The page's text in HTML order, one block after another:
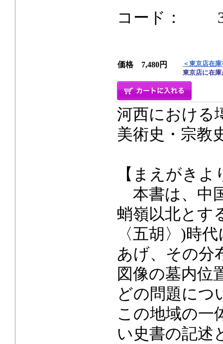
コード：
価格 7,480円
＜東京店在
東京店に在
河西における
美術史・宗教
【まえがきよ
本書は、中
蛸嶺以北とす
〈五胡〉)時
あげ、その分
図像の墓内位
どの問題につ
この地域の一
い史書の記述